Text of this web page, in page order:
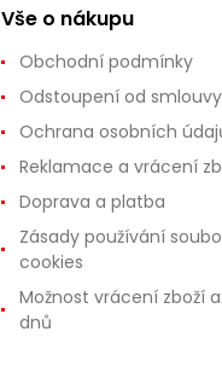
Vše o nákupu
Obchodní podmínky
Odstoupení od smlouvy
Ochrana osobních
Reklamace a vrácení
Doprava a platba
Zásady používání
cookies
Možnost vrácení zboží
dnů